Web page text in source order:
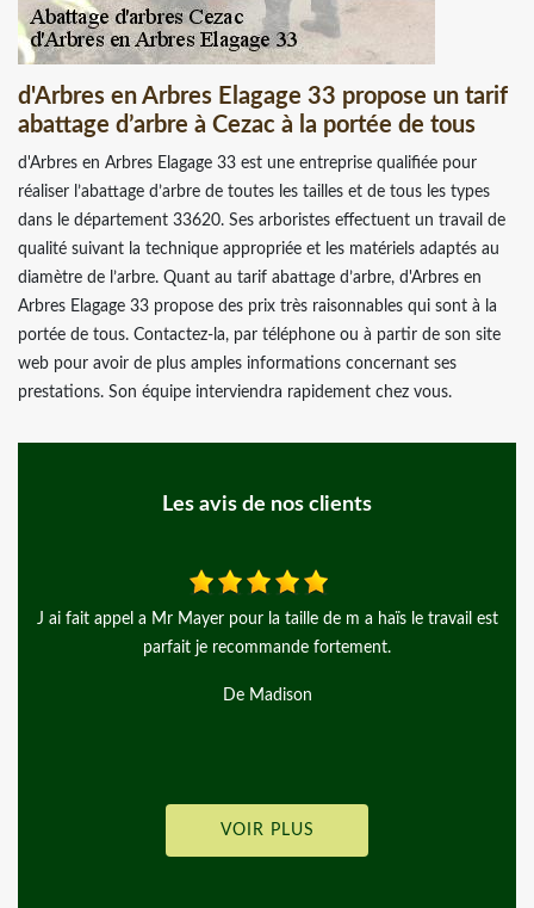
d'Arbres en Arbres Elagage 33 propose un tarif
abattage d’arbre à Cezac à la portée de tous
d'Arbres en Arbres Elagage 33 est une entreprise qualifiée pour
réaliser l’abattage d’arbre de toutes les tailles et de tous les types
dans le département 33620. Ses arboristes effectuent un travail de
qualité suivant la technique appropriée et les matériels adaptés au
diamètre de l’arbre. Quant au tarif abattage d’arbre, d'Arbres en
Arbres Elagage 33 propose des prix très raisonnables qui sont à la
portée de tous. Contactez-la, par téléphone ou à partir de son site
web pour avoir de plus amples informations concernant ses
prestations. Son équipe interviendra rapidement chez vous.
Les avis de nos clients
Merci à Monsieur Mayer, pour ce grand professionnalisme je
recommande beaucoup cet artisan!
De andgy lemiere
VOIR PLUS